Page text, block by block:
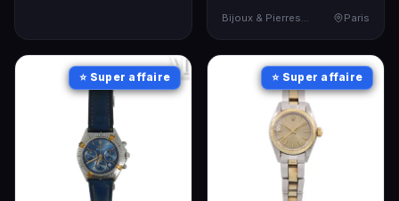
Paris
⭐ Super affaire ⭐ Super affaire